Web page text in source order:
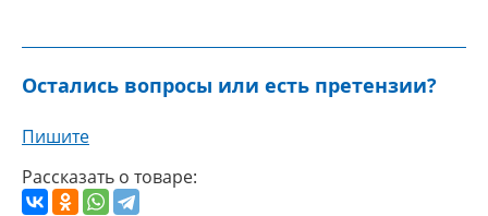
Остались вопросы или есть претензии?
Пишите
Рассказать о товаре: